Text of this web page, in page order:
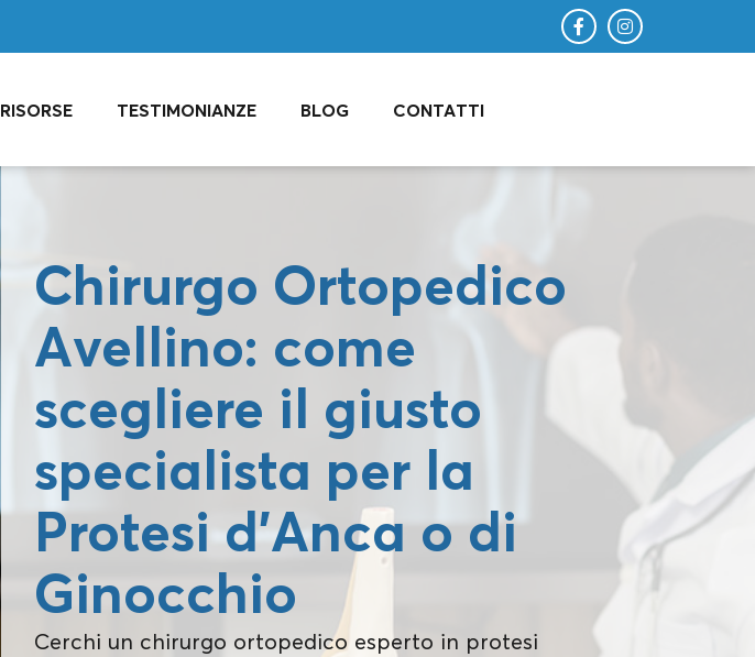
RISORSE TESTIMONIANZE BLOG CONTATTI
Chirurgo Ortopedico
Avellino: come
scegliere il giusto
specialista per la
Protesi d’Anca o di
Ginocchio
Cerchi un chirurgo ortopedico esperto in protesi